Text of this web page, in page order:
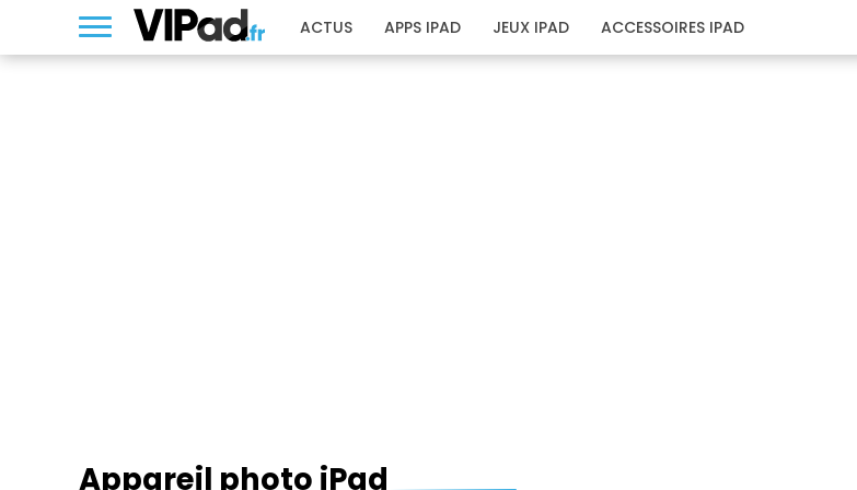
ACTUS APPS IPAD JEUX IPAD ACCESSOIRES IPAD
APPAREIL PHOTO IPAD
Appareil photo iPad